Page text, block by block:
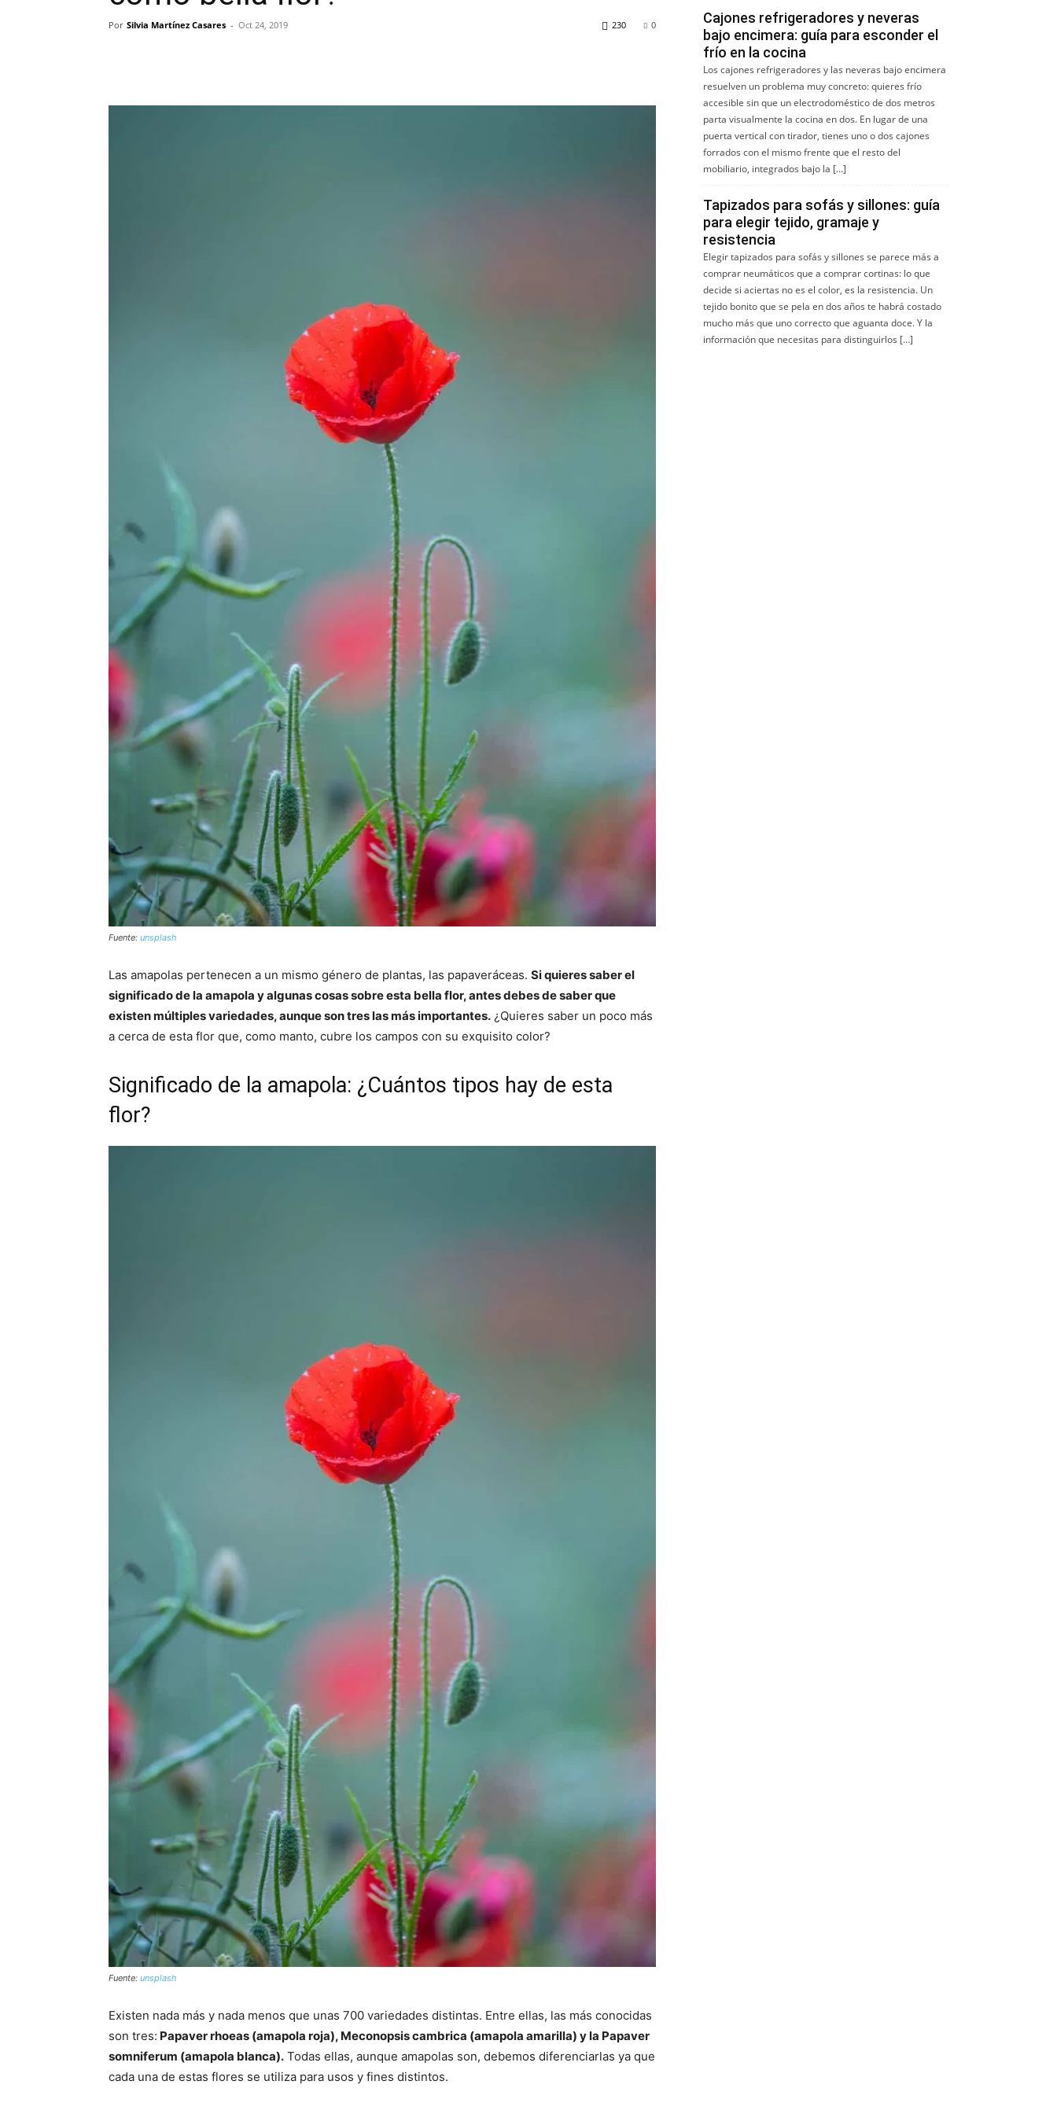
Por Silvia Martínez Casares - Oct 24, 2019 0
230
Fuente: unsplash
Las amapolas pertenecen a un mismo género de plantas, las papaveráceas. Si quieres saber el
significado de la amapola y algunas cosas sobre esta bella flor, antes debes de saber que
existen múltiples variedades, aunque son tres las más importantes. ¿Quieres saber un poco más
a cerca de esta flor que, como manto, cubre los campos con su exquisito color?
Significado de la amapola: ¿Cuántos tipos hay de esta
flor?
Fuente: unsplash
Existen nada más y nada menos que unas 700 variedades distintas. Entre ellas, las más conocidas
son tres: Papaver rhoeas (amapola roja), Meconopsis cambrica (amapola amarilla) y la Papaver
somniferum (amapola blanca). Todas ellas, aunque amapolas son, debemos diferenciarlas ya que
cada una de estas flores se utiliza para usos y fines distintos.
Cajones refrigeradores y neveras
bajo encimera: guía para esconder el
frío en la cocina
Los cajones refrigeradores y las neveras bajo encimera
resuelven un problema muy concreto: quieres frío
accesible sin que un electrodoméstico de dos metros
parta visualmente la cocina en dos. En lugar de una
puerta vertical con tirador, tienes uno o dos cajones
forrados con el mismo frente que el resto del
mobiliario, integrados bajo la […]
Tapizados para sofás y sillones: guía
para elegir tejido, gramaje y
resistencia
Elegir tapizados para sofás y sillones se parece más a
comprar neumáticos que a comprar cortinas: lo que
decide si aciertas no es el color, es la resistencia. Un
tejido bonito que se pela en dos años te habrá costado
mucho más que uno correcto que aguanta doce. Y la
información que necesitas para distinguirlos […]